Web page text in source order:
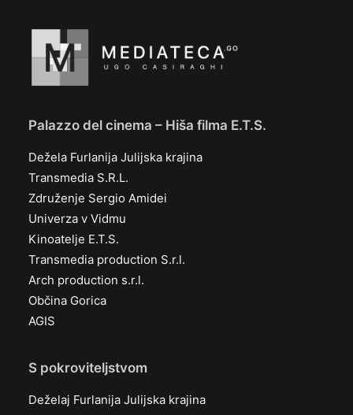
Palazzo del cinema – Hiša filma E.T.S.
Dežela Furlanija Julijska krajina
Transmedia S.R.L.
Združenje Sergio Amidei
Univerza v Vidmu
Kinoatelje E.T.S.
Transmedia production S.r.l.
Arch production s.r.l.
Občina Gorica
AGIS
S pokroviteljstvom
Deželaj Furlanija Julijska krajina